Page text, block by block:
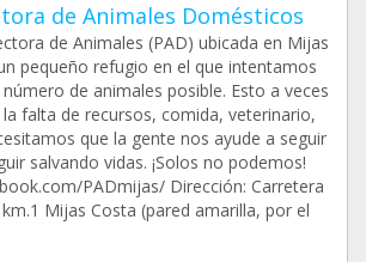
de Animales Domésticos
de Animales (PAD) ubicada en Mijas
pequeño refugio en el que intentamos
de animales posible. Esto a veces
falta de recursos, comida, veterinario,
que la gente nos ayude a seguir
salvando vidas. ¡Solos no podemos!
PADmijas/ Dirección: Carretera
Mijas Costa (pared amarilla, por el